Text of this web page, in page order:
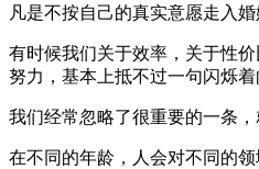
凡是不按自己的真实意愿走入
有时候我们关于效率，关于性
努力，基本上抵不过一句闪烁着
我们经常忽略了很重要的一条
在不同的年龄，人会对不同的